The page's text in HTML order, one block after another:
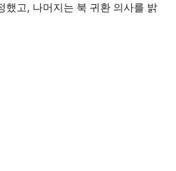
했고, 나머지는 북 귀환 의사를 밝